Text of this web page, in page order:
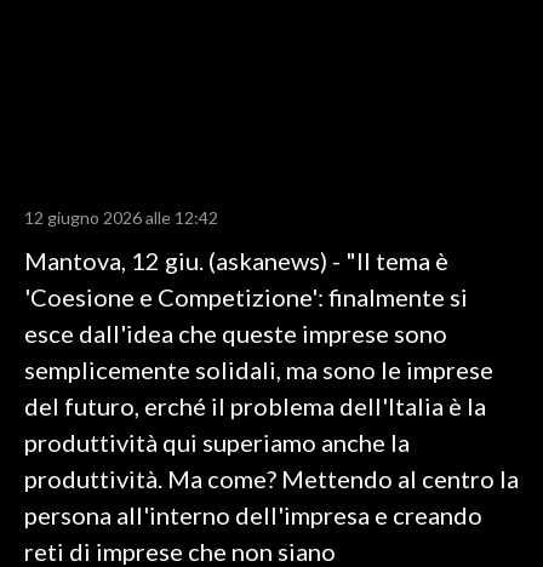
RISULTATI E CLASSIFICHE
CALCIO
CALCIO REGIONALE
BASKET
VOLLEY
MOTORI
TENNIS
ALTRI SPORT
12 giugno 2026 alle 12:42
Mantova, 12 giu. (askanews) - "Il tema è
'Coesione e Competizione': finalmente si
esce dall'idea che queste imprese sono
semplicemente solidali, ma sono le imprese
del futuro, erché il problema dell'Italia è la
produttività qui superiamo anche la
produttività. Ma come? Mettendo al centro la
persona all'interno dell'impresa e creando
reti di imprese che non siano